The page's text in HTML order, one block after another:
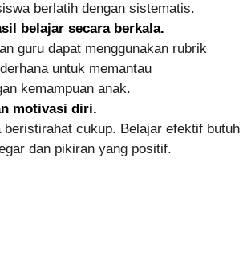
berlatih dengan sistematis.
belajar secara berkala.
guru dapat menggunakan rubrik
untuk memantau
kemampuan anak.
motivasi diri.
beristirahat cukup. Belajar efektif butuh
dan pikiran yang positif.